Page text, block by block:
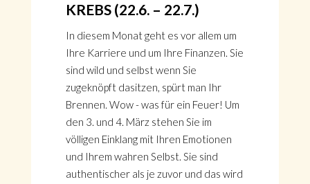
KREBS (22.6. – 22.7.)
In diesem Monat geht es vor allem um
Ihre Karriere und um Ihre Finanzen. Sie
sind wild und selbst wenn Sie
zugeknöpft dasitzen, spürt man Ihr
Brennen. Wow - was für ein Feuer! Um
den 3. und 4. März stehen Sie im
völligen Einklang mit Ihren Emotionen
und Ihrem wahren Selbst. Sie sind
authentischer als je zuvor und das wird